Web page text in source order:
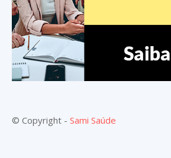
© Copyright - Sami Saúde